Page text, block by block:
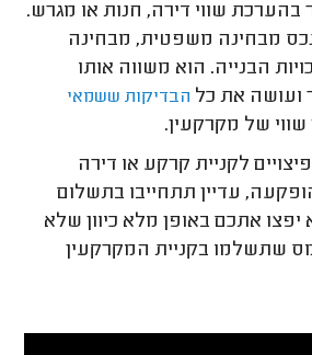
בהערכת שווי דירה, חנות או מגרש.
מבחינה משפטית, מבחינה
הבנייה. הוא משווה אותו
ועושה את כל הבדיקות ששמאי
של מקרקעין.
לקניית קרקע או דירה
עדיין תתחייבו בתשלום
יפצו אתכם באופן מלא כיוון שלא
שתשלמו בקניית המקרקעין